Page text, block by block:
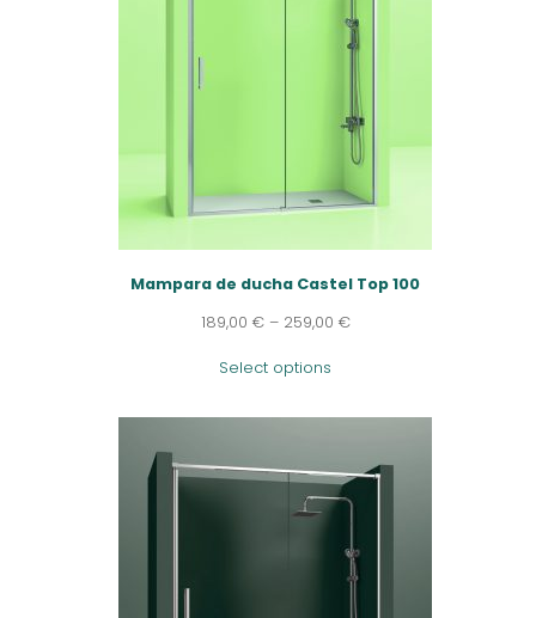
Mampara de ducha Castel Top 100
189,00 €– 259,00 €
Select options